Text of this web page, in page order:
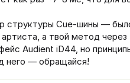
структуры Cue-шины —
а твой метод
Audient iD44, но
него — обращайся!